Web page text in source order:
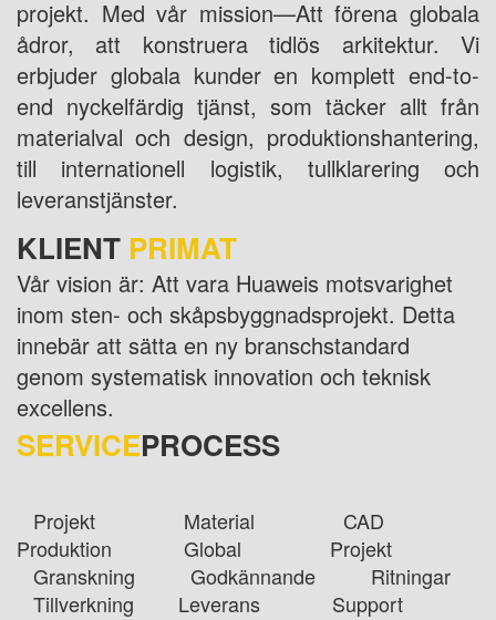
projekt. Med vår mission—Att förena globala
ådror, att konstruera tidlös arkitektur. Vi
erbjuder globala kunder en komplett end-to-
end nyckelfärdig tjänst, som täcker allt från
materialval och design, produktionshantering,
till internationell logistik, tullklarering och
leveranstjänster.
KLIENT PRIMAT
Vår vision är: Att vara Huaweis motsvarighet
inom sten- och skåpsbyggnadsprojekt. Detta
innebär att sätta en ny branschstandard
genom systematisk innovation och teknisk
excellens.
SERVICEPROCESS
Projekt Material CAD
Produktion Global Projekt
Granskning Godkännande Ritningar
Tillverkning Leverans Support